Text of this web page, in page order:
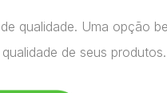
qualidade. Uma opção
de seus produtos.